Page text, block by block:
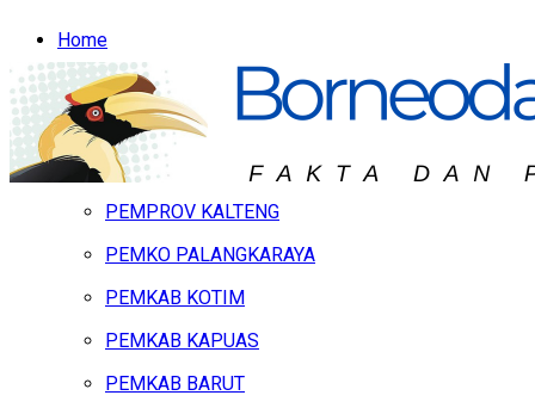
Home
Headline
Hukum & Peristiwa
Kalteng
PEMPROV KALTENG
PEMKO PALANGKARAYA
PEMKAB KOTIM
PEMKAB KAPUAS
PEMKAB BARUT